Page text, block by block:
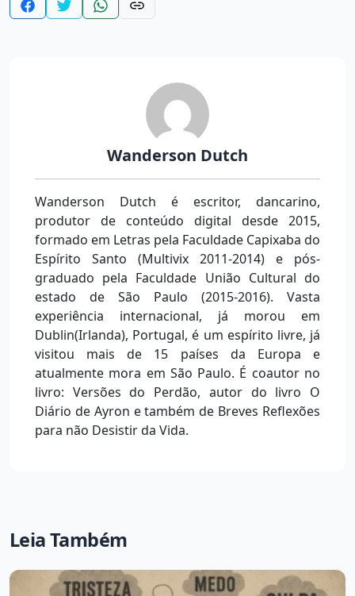
Wanderson Dutch
Wanderson Dutch é escritor, dancarino,
produtor de conteúdo digital desde 2015,
formado em Letras pela Faculdade Capixaba do
Espírito Santo (Multivix 2011-2014) e pós-
graduado pela Faculdade União Cultural do
estado de São Paulo (2015-2016). Vasta
experiência internacional, já morou em
Dublin(Irlanda), Portugal, é um espírito livre, já
visitou mais de 15 países da Europa e
atualmente mora em São Paulo. É coautor no
livro: Versões do Perdão, autor do livro O
Diário de Ayron e também de Breves Reflexões
para não Desistir da Vida.
Leia Também